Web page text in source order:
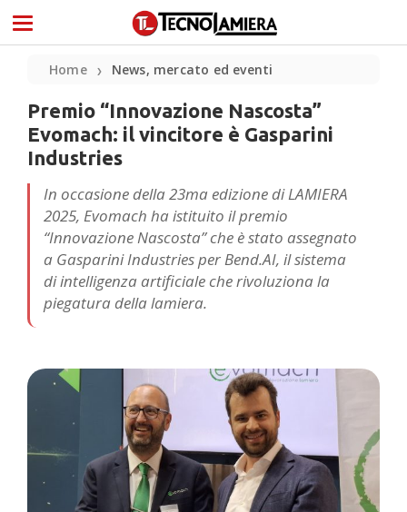
Home ❯ News, mercato ed eventi
Premio “Innovazione Nascosta”
Evomach: il vincitore è Gasparini
Industries
In occasione della 23ma edizione di LAMIERA
2025, Evomach ha istituito il premio
“Innovazione Nascosta” che è stato assegnato
a Gasparini Industries per Bend.AI, il sistema
di intelligenza artificiale che rivoluziona la
piegatura della lamiera.